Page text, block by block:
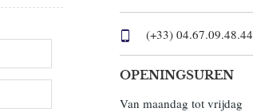
(+33) 04.67.09.48.44
OPENINGSUREN
Van maandag tot vrijdag